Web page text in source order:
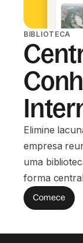
BIBLIOTECA
Elimine
empresa
uma
forma
Comece